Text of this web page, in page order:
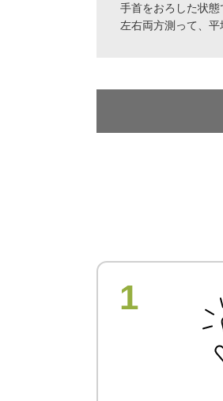
手首をおろした状態
左右両方測って、平
1